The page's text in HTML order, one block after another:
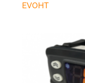
EVOHT